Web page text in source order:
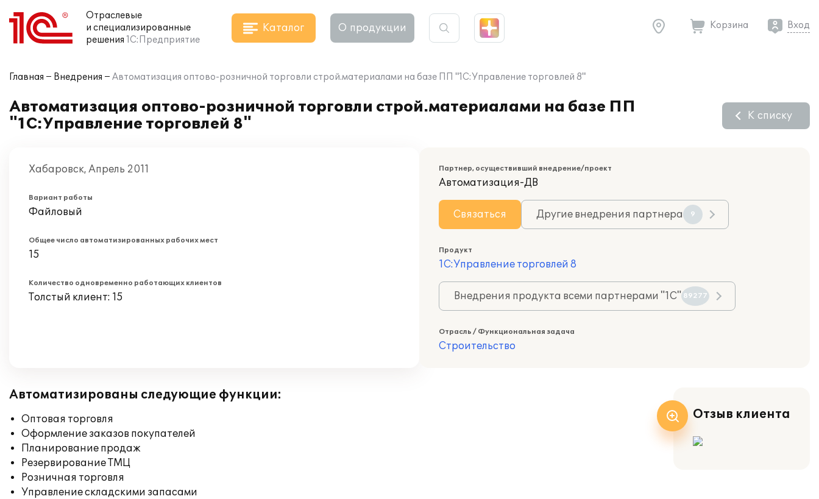
Отраслевые
и специализированные
решения 1С:Предприятие
Каталог О продукции Корзина Вход
Главная Внедрения Автоматизация оптово-розничной торговли строй.материалами на базе ПП "1С:Управление торговлей 8"
Автоматизация оптово-розничной торговли строй.материалами на базе ПП
"1С:Управление торговлей 8"
К списку
Хабаровск, Апрель 2011
Вариант работы
Файловый
Общее число автоматизированных рабочих мест
15
Количество одновременно работающих клиентов
Толстый клиент: 15
Партнер, осуществивший внедрение/проект
Автоматизация-ДВ
Связаться Другие внедрения партнера 9
Продукт
1С:Управление торговлей 8
Внедрения продукта всеми партнерами "1С" 89277
Отрасль / Функциональная задача
Строительство
Автоматизированы следующие функции:
Оптовая торговля
Оформление заказов покупателей
Планирование продаж
Резервирование ТМЦ
Розничная торговля
Управление складскими запасами
Отзыв клиента